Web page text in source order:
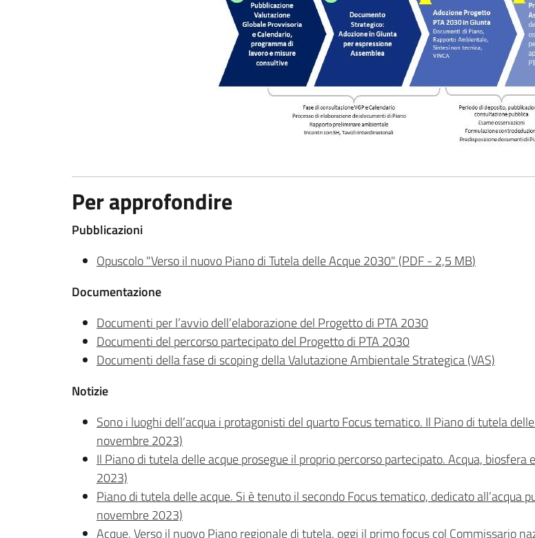
Per approfondire
Pubblicazioni
Opuscolo "Verso il nuovo Piano di Tutela delle Acque 2030" (PDF- 2,5 MB)
Documentazione
Documenti per l’avvio dell’elaborazione del Progetto di PTA 2030
Documenti del percorso partecipato del Progetto di PTA 2030
Documenti della fase di scoping della Valutazione Ambientale Strategica (VAS)
Notizie
Sono i luoghi dell’acqua i protagonisti del quarto Focus tematico. Il Piano di tutela
novembre 2023)
Il Piano di tutela delle acque prosegue il proprio percorso partecipato. Acqua,
2023)
Piano di tutela delle acque. Si è tenuto il secondo Focus tematico, dedicato all’acqua
novembre 2023)
Acque. Verso il nuovo Piano regionale di tutela, oggi il primo focus col Commissario